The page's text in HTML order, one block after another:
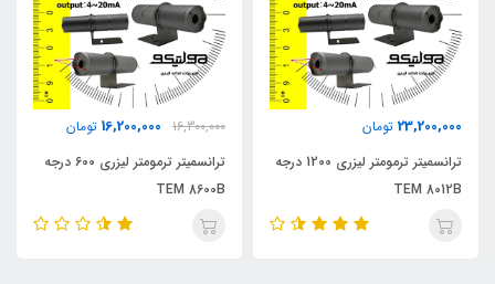
23,200,000 تومان
ترانسمیتر ترمومتر لیزری 1200 درجه
TEM 8012B
16,300,000
16,200,000 تومان
ترانسمیتر ترمومتر لیزری 600 درجه
TEM 8600B